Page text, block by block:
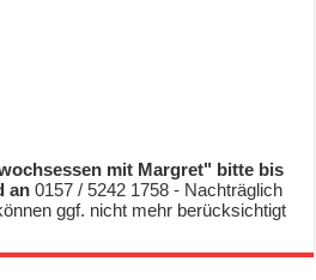
mit Margret" bitte bis
an0157 / 5242 1758 - Nachträglich
ggf. nicht mehr berücksichtigt